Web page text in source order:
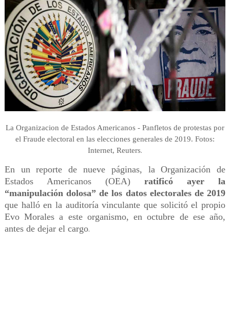
La Organizacion de Estados Americanos - Panfletos de protestas por
el Fraude electoral en las elecciones generales de 2019. Fotos:
Internet, Reuters.
En un reporte de nueve páginas, la Organización de
Estados Americanos (OEA) ratificó ayer la
“manipulación dolosa” de los datos electorales de 2019
que halló en la auditoría vinculante que solicitó el propio
Evo Morales a este organismo, en octubre de ese año,
antes de dejar el cargo.